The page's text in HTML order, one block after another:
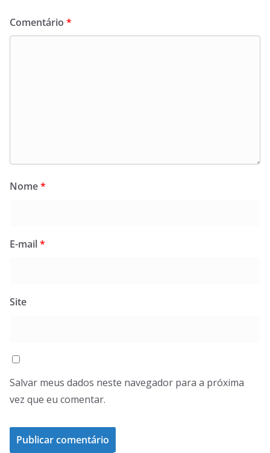
Comentário *
Nome*
E-mail*
Site
Salvar meus dados neste navegador para a próxima
vez que eu comentar.